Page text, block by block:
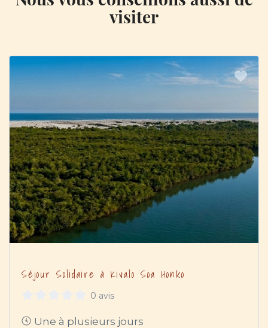
visiter
Séjour Solidaire à Kivalo Soa Honko
0 avis
Une à plusieurs jours